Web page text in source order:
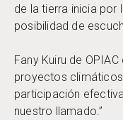
de la tierra inicia por
posibilidad de
Fany Kuiru de
proyectos
participación
nuestro llamado.”